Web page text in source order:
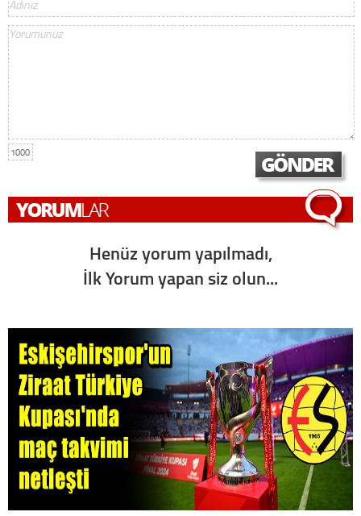
1000
Henüz yorum yapılmadı,
İlk Yorum yapan siz olun...